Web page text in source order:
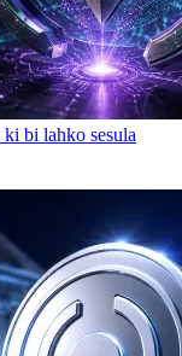
bi lahko sesula